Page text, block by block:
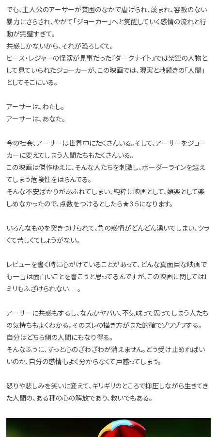
でも、主人公のアーサーが貧困のなかで虐げられ、蔑まれ、容赦のない
暴力にさらされ、やがて「ジョーカー」へと覚醒していく感情の流れと行
動が完璧すぎて。
共感しかないから、それが恐ろしくて。
ヒース・レジャーの怪演が見事だった『ダークナイト』では架空の人物と
して見ていられたジョーカーが、この映画では、現実と地続きの「人間」
としてそこにいる。
アーサーは、わたし。
アーサーは、あなた。
今の社会、アーサーは世界中にたくさんいる。そして、アーサーをジョー
カーに変えてしまう人間たちもたくさんいる。
この映画は傑作ゆえに、そんな人たちを刺激し、ボーダーラインを越え
てしまう危険性をはらんでる。
そんな不安ばかりがあふれてしまい、純粋に映画として、娯楽として楽
しめなかったので、点数をつけるとしたら★3.5になります。
いろんなものを突きつけられて、負の感情がどんどん湧いてしまい、ツラ
くて苦しくてしょうがない。
レビューを書く時に心がけていることがあって、どんな真面目な映画で
も一言は面白いことを書こうと思ってるんですが、この映画に関しては1
ミリもふざけられない……。
アーサーに共感もするし、なんかヤバい、不気味って思ってしまう人たち
の気持ちもよくわかる。そのズレの描き方がまた的確でゾワゾワする。
自分はどちら側の人間にもなり得る。
そんなふうに、ずっと心のざわざわが消えません。どう受け止めればい
いのか、自分の感情もよく分からなくて戸惑ってしまう。
怒りや悲しみを笑いに変えて、ギリギリのところで抑圧しながら生きてき
た人間の、ある種の心の解放であり、救いでもある。